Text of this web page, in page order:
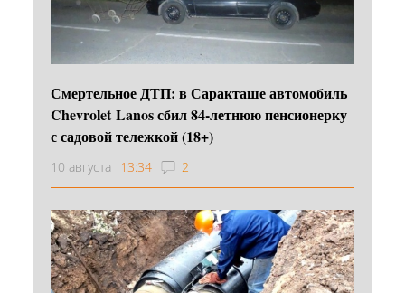
Смертельное ДТП: в Саракташе автомобиль
Chevrolet Lanos сбил 84-летнюю пенсионерку
с садовой тележкой (18+)
10 августа 13:34 2